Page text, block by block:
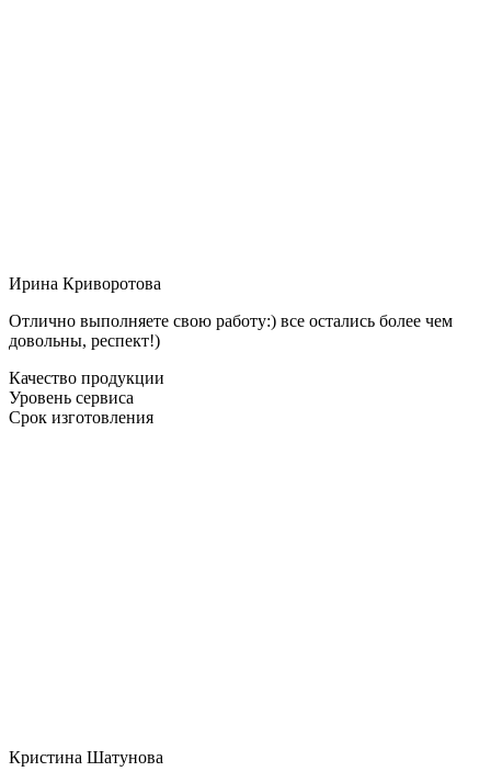
Ирина Криворотова
Отлично выполняете свою работу:) все остались более чем
довольны, респект!)
Качество продукции
Уровень сервиса
Срок изготовления
Кристина Шатунова